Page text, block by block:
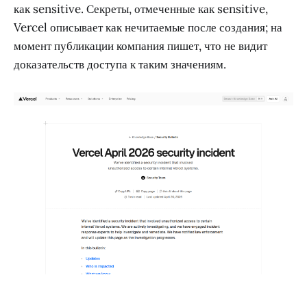
как sensitive. Секреты, отмеченные как sensitive,
Vercel описывает как нечитаемые после создания; на
момент публикации компания пишет, что не видит
доказательств доступа к таким значениям.